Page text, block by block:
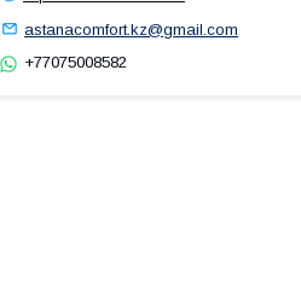
astanacomfort.kz@gmail.com
+77075008582